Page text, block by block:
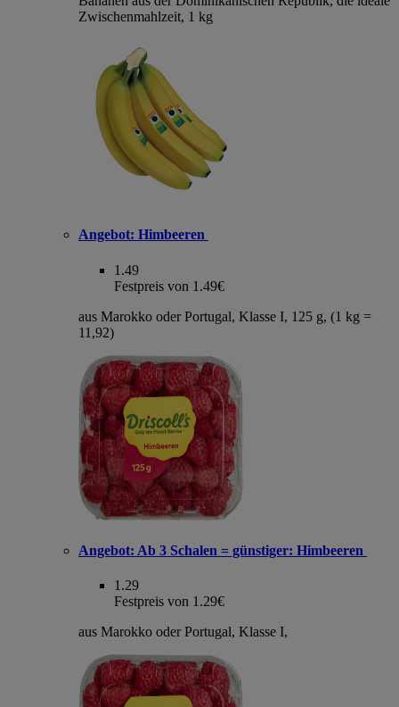
Zwischenmahlzeit, 1 kg
Angebot: Himbeeren
1.49
Festpreis von 1.49€
aus Marokko oder Portugal, Klasse I, 125 g, (1 kg =
11,92)
Angebot: Ab 3 Schalen = günstiger: Himbeeren
1.29
Festpreis von 1.29€
aus Marokko oder Portugal, Klasse I,